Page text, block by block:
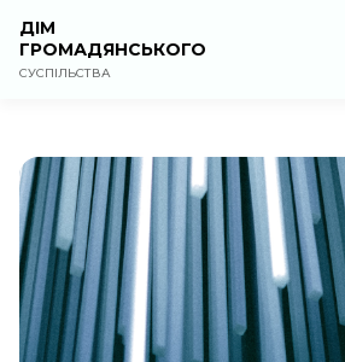
ДІМ
ГРОМАДЯНСЬКОГО
СУСПІЛЬСТВА